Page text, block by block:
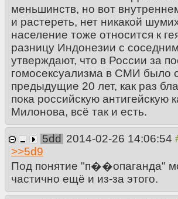
меньшинств, но вот
и растереть, нет никакой
население тоже относится к
разницу Индонезии с
утверждают, что в России за
гомосексуализма в СМИ было
предыдущие 20 лет, как раз
пока российскую антигейскую
Милонова, всё так и есть.
5dd 2014-02-26 14:06:54
>>5d9
Под понятие "п��опаганда"
частично ещё и из-за этого.